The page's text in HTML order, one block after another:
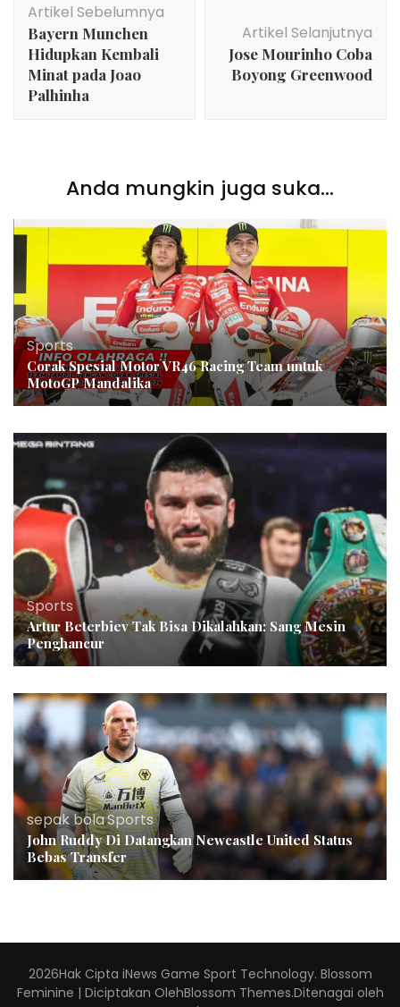
Artikel
Artikel Sebelumnya
Bayern Munchen
Hidupkan Kembali
Minat pada Joao
Palhinha
Artikel Selanjutnya
Jose Mourinho Coba
Boyong Greenwood
Anda mungkin juga suka...
Sports
Corak Spesial Motor VR46 Racing Team untuk
MotoGP Mandalika
Sports
Artur Beterbiev Tak Bisa Dikalahkan: Sang Mesin
Penghancur
sepak bola,Sports
John Ruddy Di Datangkan Newcastle United Status
Bebas Transfer
2026Hak Cipta iNews Game Sport Technology. Blossom
Feminine | Diciptakan OlehBlossom Themes.Ditenagai oleh